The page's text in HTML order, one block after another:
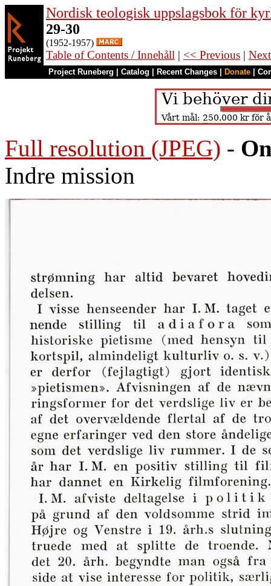
Nordisk teologisk uppslagsbok för
29-30
(1952-1957)
Table of Contents / Innehåll | << Previous |
Project Runeberg Catalog Recent Changes Donate
Full resolution (JPEG) -
Indre mission